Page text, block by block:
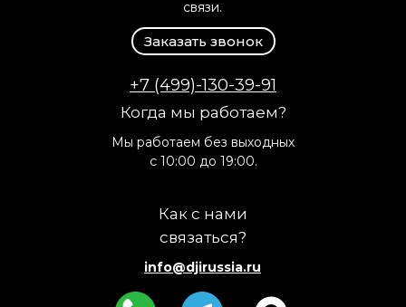
Когда мы работаем?
Как с нами
связаться?
Мы работаем без выходных
с 10:00 до 19:00.
связи.
+7 (499)-130-39-91
info@djirussia.ru
Заказать звонок